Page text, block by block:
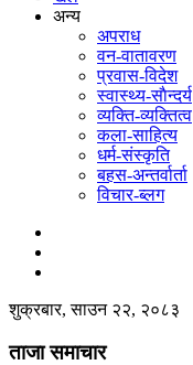
अन्य
अपराध
वन-वातावरण
प्रवास-विदेश
स्वास्थ्य-साैन्दर्य
व्यक्ति-व्यक्तित्व
कला-साहित्य
धर्म-संस्कृति
बहस-अन्तर्वार्ता
विचार-ब्लग
शुक्रबार, साउन २२, २०८३
ताजा समाचार